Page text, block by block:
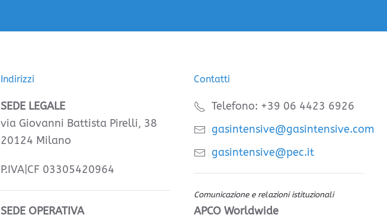
Indirizzi
SEDE LEGALE
via Giovanni Battista Pirelli, 38
20124 Milano
P.IVA|CF 03305420964
SEDE OPERATIVA
Contatti
Telefono: +39 06 4423 6926
gasintensive@gasintensive.com
gasintensive@pec.it
Comunicazione e relazioni istituzionali
APCO Worldwide